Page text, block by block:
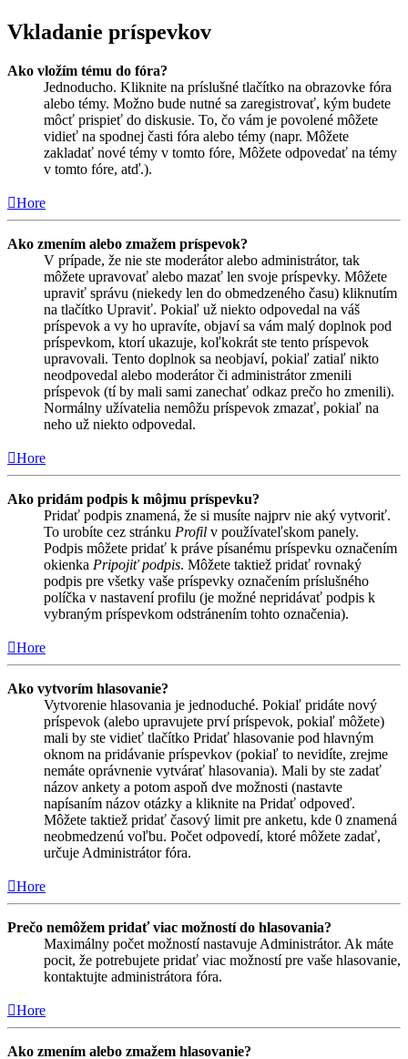
Vkladanie príspevkov
Ako vložím tému do fóra?
Jednoducho. Kliknite na príslušné tlačítko na obrazovke fóra
alebo témy. Možno bude nutné sa zaregistrovať, kým budete
môcť prispieť do diskusie. To, čo vám je povolené môžete
vidieť na spodnej časti fóra alebo témy (napr. Môžete
zakladať nové témy v tomto fóre, Môžete odpovedať na témy
v tomto fóre, atď.).
Hore
Ako zmením alebo zmažem príspevok?
V prípade, že nie ste moderátor alebo administrátor, tak
môžete upravovať alebo mazať len svoje príspevky. Môžete
upraviť správu (niekedy len do obmedzeného času) kliknutím
na tlačítko Upraviť. Pokiaľ už niekto odpovedal na váš
príspevok a vy ho upravíte, objaví sa vám malý doplnok pod
príspevkom, ktorí ukazuje, koľkokrát ste tento príspevok
upravovali. Tento doplnok sa neobjaví, pokiaľ zatiaľ nikto
neodpovedal alebo moderátor či administrátor zmenili
príspevok (tí by mali sami zanechať odkaz prečo ho zmenili).
Normálny užívatelia nemôžu príspevok zmazať, pokiaľ na
neho už niekto odpovedal.
Hore
Ako pridám podpis k môjmu príspevku?
Pridať podpis znamená, že si musíte najprv nie aký vytvoriť.
To urobíte cez stránku Profil v používateľskom panely.
Podpis môžete pridať k práve písanému príspevku označením
okienka Pripojiť podpis. Môžete taktiež pridať rovnaký
podpis pre všetky vaše príspevky označením príslušného
políčka v nastavení profilu (je možné nepridávať podpis k
vybraným príspevkom odstránením tohto označenia).
Hore
Ako vytvorím hlasovanie?
Vytvorenie hlasovania je jednoduché. Pokiaľ pridáte nový
príspevok (alebo upravujete prví príspevok, pokiaľ môžete)
mali by ste vidieť tlačítko Pridať hlasovanie pod hlavným
oknom na pridávanie príspevkov (pokiaľ to nevidíte, zrejme
nemáte oprávnenie vytvárať hlasovania). Mali by ste zadať
názov ankety a potom aspoň dve možnosti (nastavte
napísaním názov otázky a kliknite na Pridať odpoveď.
Môžete taktiež pridať časový limit pre anketu, kde 0 znamená
neobmedzenú voľbu. Počet odpovedí, ktoré môžete zadať,
určuje Administrátor fóra.
Hore
Prečo nemôžem pridať viac možností do hlasovania?
Maximálny počet možností nastavuje Administrátor. Ak máte
pocit, že potrebujete pridať viac možností pre vaše hlasovanie,
kontaktujte administrátora fóra.
Hore
Ako zmením alebo zmažem hlasovanie?